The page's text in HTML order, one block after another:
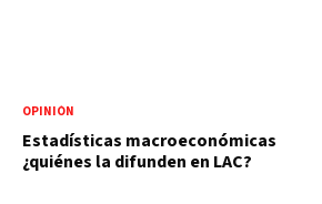
OPINIÓN
Estadísticas macroeconómicas
¿quiénes la difunden en LAC?